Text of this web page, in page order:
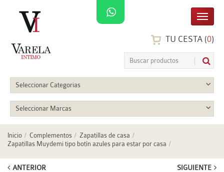
TU CESTA (0)
Seleccionar Categorias
Seleccionar Marcas
Inicio Complementos
Zapatillas de casa
Zapatillas Muydemi tipo botín azules para estar por casa
ANTERIOR SIGUIENTE